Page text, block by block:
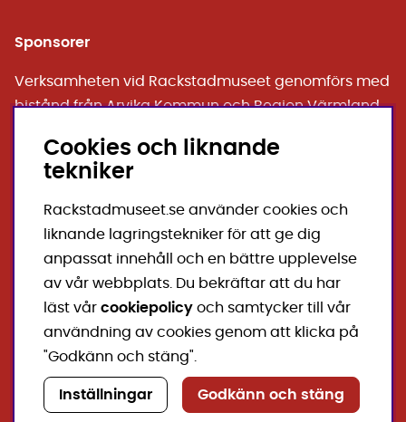
Sponsorer
Verksamheten vid Rackstadmuseet genomförs med
bistånd från Arvika Kommun och Region Värmland.
Wermlands Sparbank . Vi är också mycket
tacksamma för stödet från våra övriga sponsorer.
Rackstadmuseet
Kungsvägen 11, 671 41 ARVIKA
E-post:info@rackstadmuseet.se
Telefon bemannad under öppettider:
Facebook
Cookies och liknande
tekniker
Rackstadmuseet.se använder cookies och
liknande lagringstekniker för att ge dig
anpassat innehåll och en bättre upplevelse
av vår webbplats. Du bekräftar att du har
läst vår cookiepolicy och samtycker till vår
användning av cookies genom att klicka på
"Godkänn och stäng".
Inställningar Godkänn och stäng